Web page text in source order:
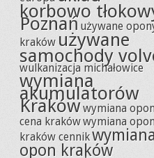
korbowo
Poznań używane
kraków używane
samochody
wulkanizacja michałowice
wymiana
akumulatorów
Krakówwymiana
cena krakówwymiana
kraków cennik
opon kraków